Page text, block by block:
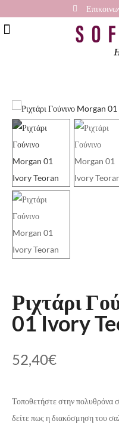
Ριχτάρι
01 Ivory
52,40€
Τοποθετήστε στην πολυθρόνα
δείτε πως η διακόσμηση του